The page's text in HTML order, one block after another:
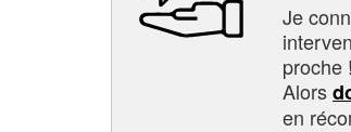
Je
proche !
Alors
en